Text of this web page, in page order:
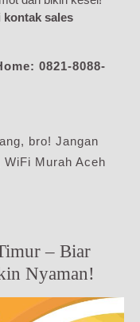
kontak sales
0821-8088-
bro! Jangan
Murah Aceh
– Biar
Nyaman!